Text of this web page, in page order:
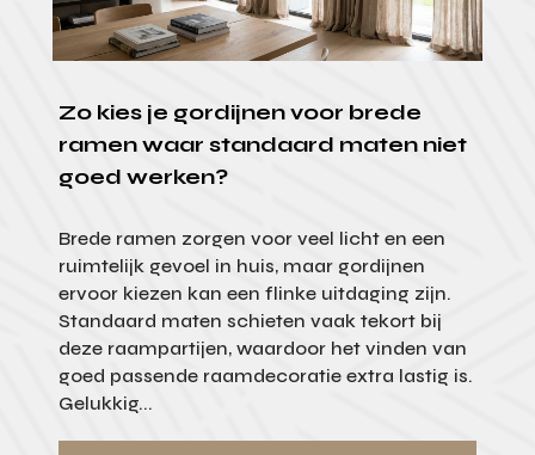
Zo kies je gordijnen voor brede
ramen waar standaard maten niet
goed werken?
Brede ramen zorgen voor veel licht en een
ruimtelijk gevoel in huis, maar gordijnen
ervoor kiezen kan een flinke uitdaging zijn.
Standaard maten schieten vaak tekort bij
deze raampartijen, waardoor het vinden van
goed passende raamdecoratie extra lastig is.
Gelukkig...